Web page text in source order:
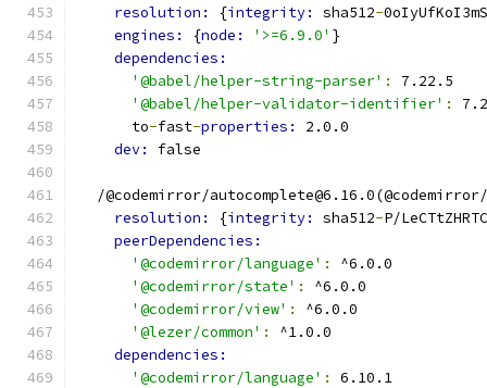
resolution:
{integrity: sha512-
engines:
{node: '>=6.9.0' }
dependencies:
'@babel/helper-string-parser' :
7.22.5
'@babel/helper-validator-identifier' :
      to
-fast-properties: 2.0.0
dev: false
/@codemirror/
resolution:
{integrity: sha512-P/
peerDependencies:
'@codemirror/language' :
^6.0.0
'@codemirror/state' :
^6.0.0
'@codemirror/view' :
^6.0.0
'@lezer/common' :
^1.0.0
dependencies:
'@codemirror/language' :
6.10.1